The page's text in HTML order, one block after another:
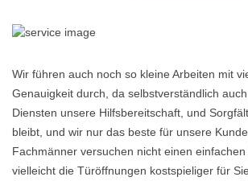
Wir führen auch noch so kleine Arbeiten mit
Genauigkeit durch, da selbstverständlich
Diensten unsere Hilfsbereitschaft, und
bleibt, und wir nur das beste für unsere
Fachmänner versuchen nicht einen einfachen
vielleicht die Türöffnungen kostspieliger für